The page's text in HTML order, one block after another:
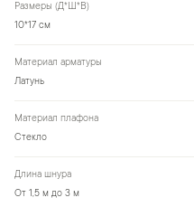
Размеры (Д*Ш*В)
10*17 см
Материал арматуры
Латунь
Материал плафона
Стекло
Длина шнура
От 1,5 м до 3 м